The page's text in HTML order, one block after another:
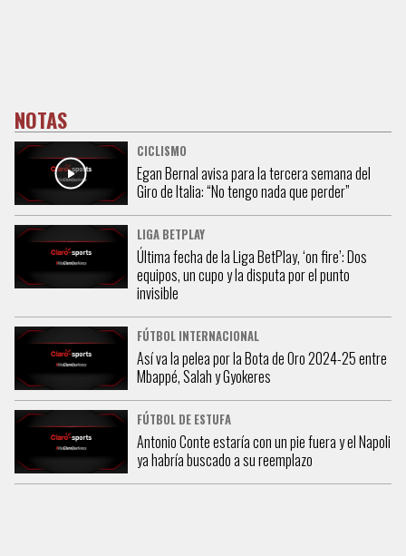
NOTAS
CICLISMO
Egan Bernal avisa para la tercera semana del
Giro de Italia: “No tengo nada que perder”
LIGA BETPLAY
Última fecha de la Liga BetPlay, ‘on fire’: Dos
equipos, un cupo y la disputa por el punto
invisible
FÚTBOL INTERNACIONAL
Así va la pelea por la Bota de Oro 2024-25 entre
Mbappé, Salah y Gyokeres
FÚTBOL DE ESTUFA
Antonio Conte estaría con un pie fuera y el Napoli
ya habría buscado a su reemplazo